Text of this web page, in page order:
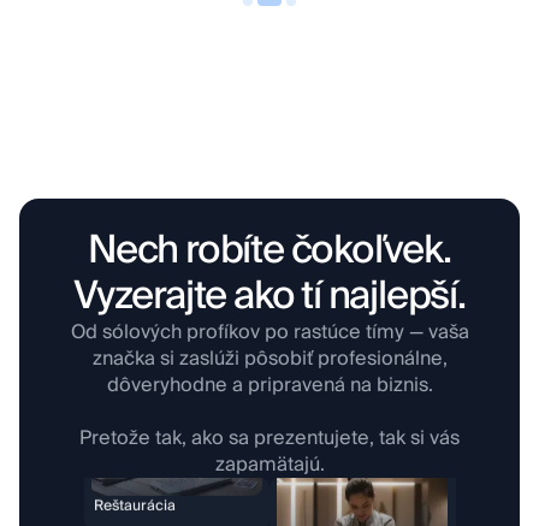
Nech robíte čokoľvek.
Vyzerajte ako tí najlepší.
Od sólových profíkov po rastúce tímy — vaša
značka si zaslúži pôsobiť profesionálne,
dôveryhodne a pripravená na biznis.
Pretože tak, ako sa prezentujete, tak si vás
zapamätajú.
Dizajnér
Študent
Masér
Pekáreň